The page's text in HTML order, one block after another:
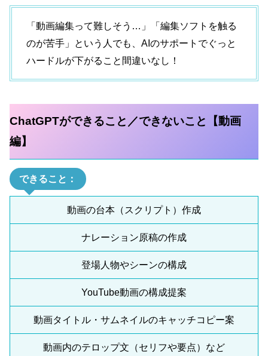
「動画編集って難しそう…」「編集ソフトを触る
のが苦手」という人でも、AIのサポートでぐっと
ハードルが下がること間違いなし！
ChatGPTができること／できないこと【動画
編】
できること：
動画の台本（スクリプト）作成
ナレーション原稿の作成
登場人物やシーンの構成
YouTube動画の構成提案
動画タイトル・サムネイルのキャッチコピー案
動画内のテロップ文（セリフや要点）など